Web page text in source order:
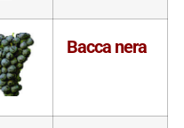
Bacca nera